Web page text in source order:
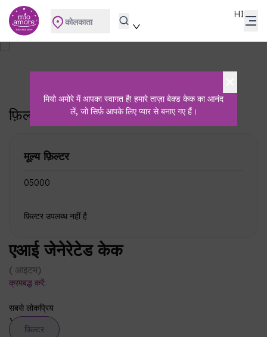
मियो अमोरे में आपका स्वागत है! हमारे ताज़ा बेक्ड केक का आनंद
लें, जो सिर्फ़ आपके लिए प्यार से बनाए गए हैं।
कोलकाता
HI
मुख्य पृष्ठ एआई जेनेरेटेड केक
फ़िल्टर सभी साफ़ करें
मूल्य फ़िल्टर
₹0₹5000
फ़िल्टर उपलब्ध नहीं है
एआई जेनेरेटेड केक
( आइटम)
क्रमबद्ध करें:
सबसे लोकप्रिय
फ़िल्टर